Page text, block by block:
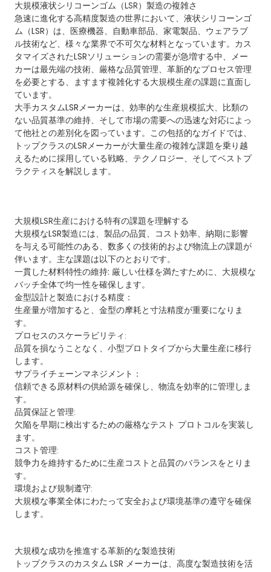
大規模液状シリコーンゴム（LSR）製造の複雑さ
急速に進化する高精度製造の世界において、液状シリコーンゴ
ム（LSR）は、医療機器、自動車部品、家電製品、ウェアラブ
ル技術など、様々な業界で不可欠な材料となっています。カス
タマイズされたLSRソリューションの需要が急増する中、メー
カーは最先端の技術、厳格な品質管理、革新的なプロセス管理
を必要とする、ますます複雑化する大規模生産の課題に直面し
ています。
大手カスタムLSRメーカーは、効率的な生産規模拡大、比類の
ない品質基準の維持、そして市場の需要への迅速な対応によっ
て他社との差別化を図っています。この包括的なガイドでは、
トップクラスのLSRメーカーが大量生産の複雑な課題を乗り越
えるために採用している戦略、テクノロジー、そしてベストプ
ラクティスを解説します。
大規模LSR生産における特有の課題を理解する
大規模なLSR製造には、製品の品質、コスト効率、納期に影響
を与える可能性のある、数多くの技術的および物流上の課題が
伴います。主な課題は以下のとおりです。
一貫した材料特性の維持: 厳しい仕様を満たすために、大規模な
バッチ全体で均一性を確保します。
金型設計と製造における精度：
生産量が増加すると、金型の摩耗と寸法精度が重要になりま
す。
プロセスのスケーラビリティ:
品質を損なうことなく、小型プロトタイプから大量生産に移行
します。
サプライチェーンマネジメント：
信頼できる原材料の供給源を確保し、物流を効率的に管理しま
す。
品質保証と管理:
欠陥を早期に検出するための厳格なテスト プロトコルを実装し
ます。
コスト管理:
競争力を維持するために生産コストと品質のバランスをとりま
す。
環境および規制遵守:
大規模な事業全体にわたって安全および環境基準の遵守を確保
します。
大規模な成功を推進する革新的な製造技術
トップクラスのカスタム LSR メーカーは、高度な製造技術を活